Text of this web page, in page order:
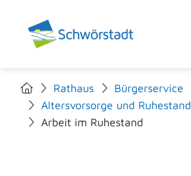
Rathaus Bürgerservice
Altersvorsorge und Ruhestand
Arbeit im Ruhestand